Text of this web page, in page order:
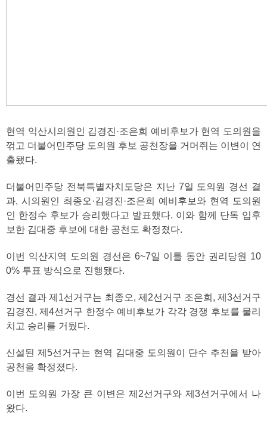
현역 익산시의원인 김경진·조은희 예비후보가 현역 도의원을
꺾고 더불어민주당 도의원 후보 공천장을 거머쥐는 이변이 연
출됐다.
더불어민주당 전북특별자치도당은 지난 7일 도의원 경선 결
과, 시의원인 최종오·김경진·조은희 예비후보와 현역 도의원
인 한정수 후보가 승리했다고 발표했다. 이와 함께 단독 입후
보한 김대중 후보에 대한 공천도 확정졌다.
이번 익산지역 도의원 경선은 6~7일 이틀 동안 권리당원 10
0% 투표 방식으로 진행됐다.
경선 결과 제1선거구는 최종오, 제2선거구 조은희, 제3선거구
김경진, 제4선거구 한정수 예비후보가 각각 경쟁 후보를 물리
치고 승리를 거뒀다.
신설된 제5선거구는 현역 김대중 도의원이 단수 추천을 받아
공천을 확정졌다.
이번 도의원 가장 큰 이변은 제2선거구와 제3선거구에서 나
왔다.